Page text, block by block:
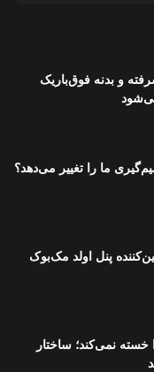
پیشرفته و بدنه فوق‌باریک
ما را تغییر می‌دهد؟
پنل اولد مک‌بوک
نمی‌کند؛ ساختار